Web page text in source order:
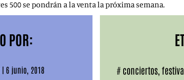
500 se pondrán a la venta la próxima semana.
POR:
| 6 junio, 2018 # conciertos,